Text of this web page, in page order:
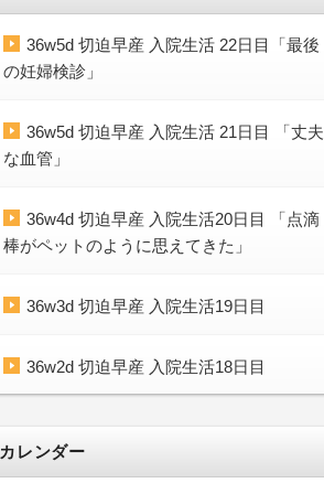
36w5d 切迫早産 入院生活 22日目「最後
の妊婦検診」
36w5d 切迫早産 入院生活 21日目 「丈夫
な血管」
36w4d 切迫早産 入院生活20日目 「点滴
棒がペットのように思えてきた」
36w3d 切迫早産 入院生活19日目
36w2d 切迫早産 入院生活18日目
カレンダー